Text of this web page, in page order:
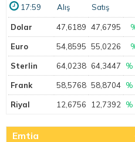
17:59 Alış Satış
Dolar 47,6189 47,6795
Euro 54,8595 55,0226
Sterlin 64,0238 64,3447 %
Frank 58,5768 58,8704 %
Riyal 12,6756 12,7392 %
Emtia